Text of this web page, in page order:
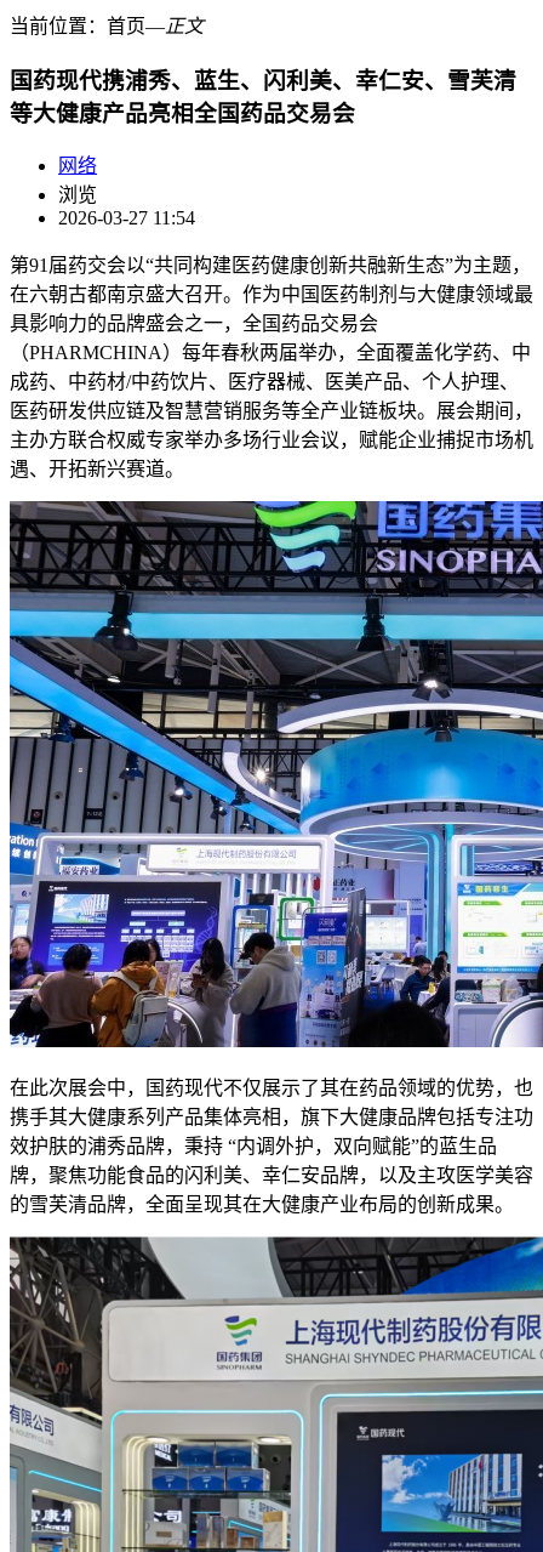
当前位置： 首页―正文
国药现代携浦秀、蓝生、闪利美、幸仁安、雪芙清
等大健康产品亮相全国药品交易会
网络
浏览
2026-03-27 11:54
第91届药交会以“共同构建医药健康创新共融新生态”为主题，
在六朝古都南京盛大召开。作为中国医药制剂与大健康领域最
具影响力的品牌盛会之一，全国药品交易会
（PHARMCHINA）每年春秋两届举办，全面覆盖化学药、中
成药、中药材/中药饮片、医疗器械、医美产品、个人护理、
医药研发供应链及智慧营销服务等全产业链板块。展会期间，
主办方联合权威专家举办多场行业会议，赋能企业捕捉市场机
遇、开拓新兴赛道。
在此次展会中，国药现代不仅展示了其在药品领域的优势，也
携手其大健康系列产品集体亮相，旗下大健康品牌包括专注功
效护肤的浦秀品牌，秉持 “内调外护，双向赋能”的蓝生品
牌，聚焦功能食品的闪利美、幸仁安品牌，以及主攻医学美容
的雪芙清品牌，全面呈现其在大健康产业布局的创新成果。